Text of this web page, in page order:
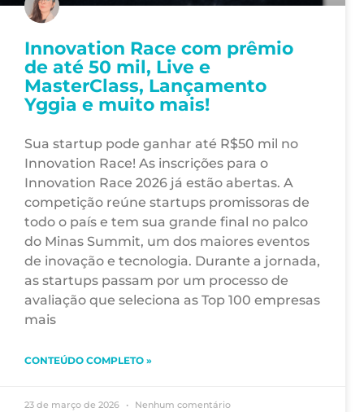
Innovation Race com prêmio
de até 50 mil, Live e
MasterClass, Lançamento
Yggia e muito mais!
Sua startup pode ganhar até R$50 mil no
Innovation Race! As inscrições para o
Innovation Race 2026 já estão abertas. A
competição reúne startups promissoras de
todo o país e tem sua grande final no palco
do Minas Summit, um dos maiores eventos
de inovação e tecnologia. Durante a jornada,
as startups passam por um processo de
avaliação que seleciona as Top 100 empresas
mais
CONTEÚDO COMPLETO »
23 de março de 2026 Nenhum comentário